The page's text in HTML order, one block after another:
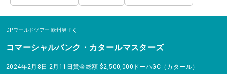
DPワールドツアー 欧州男子
コマーシャルバンク・カタールマスターズ
2024年2月8日-2月11日賞金総額 $2,500,000 ドーハGC（カタール）